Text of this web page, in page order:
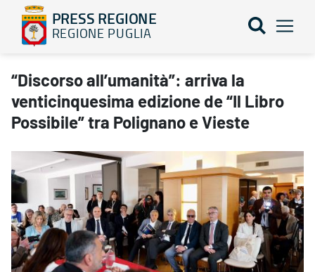
PRESS REGIONE
REGIONE PUGLIA
“Discorso all’umanità”: arriva la venticinquesima edizione de “Il
“Discorso all’umanità”: arriva la
venticinquesima edizione de “Il Libro
Possibile” tra Polignano e Vieste